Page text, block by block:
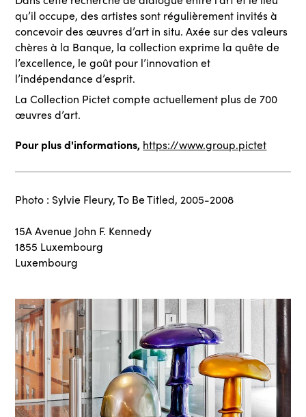
qu’il occupe, des artistes sont régulièrement invités à
concevoir des œuvres d’art in situ. Axée sur des valeurs
chères à la Banque, la collection exprime la quête de
l’excellence, le goût pour l’innovation et
l’indépendance d’esprit.
La Collection Pictet compte actuellement plus de 700
œuvres d’art.
Pour plus d'informations, https://www.group.pictet
Photo : Sylvie Fleury, To Be Titled, 2005-2008
15A Avenue John F. Kennedy
1855 Luxembourg
Luxembourg